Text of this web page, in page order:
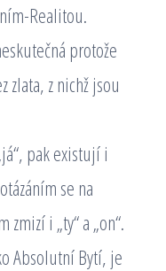
Realitou.
protože
zlata, z nichž jsou
pak existují i
se na
i „ty“ a „on“.
Absolutní Bytí, je